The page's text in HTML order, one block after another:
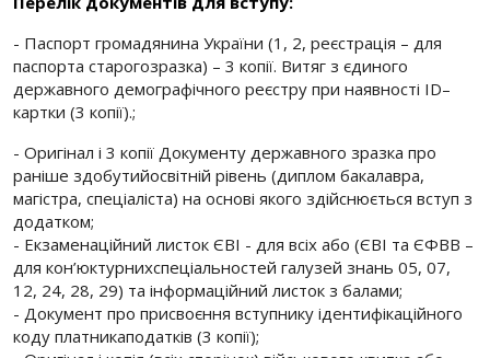
- Паспорт громадянина України (1, 2, реєстрація – для
паспорта старогозразка) – 3 копії. Витяг з єдиного
державного демографічного реєстру при наявності ID–
картки (3 копії).;
- Оригінал і 3 копії Документу державного зразка про
раніше здобутийосвітній рівень (диплом бакалавра,
магістра, спеціаліста) на основі якого здійснюється вступ з
додатком;
- Екзаменаційний листок ЄВІ - для всіх або (ЄВІ та ЄФВВ –
для кон’юктурнихспеціальностей галузей знань 05, 07,
12, 24, 28, 29) та інформаційний листок з балами;
- Документ про присвоєння вступнику ідентифікаційного
коду платникаподатків (3 копії);